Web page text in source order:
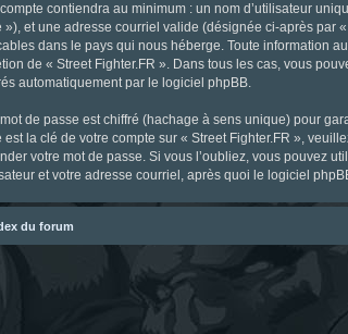
contiendra au minimum : un nom d’utilisateur
»), et une adresse courriel valide (désignée ci-après par
dans le pays qui nous héberge. Toute information
de « Street Fighter.FR ». Dans tous les cas, vous
automatiquement par le logiciel phpBB.
de passe est chiffré (hachage à sens unique) pour
est la clé de votre compte sur « Street Fighter.FR »,
votre mot de passe. Si vous l’oubliez, vous pouvez
et votre adresse courriel, après quoi le logiciel
du forum